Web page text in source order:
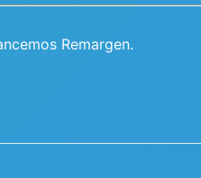
Remargen.